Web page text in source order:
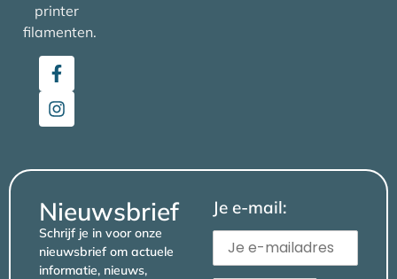
printer
filamenten.
Nieuwsbrief
Schrijf je in voor onze
nieuwsbrief om actuele
informatie, nieuws,
Je e-mail: